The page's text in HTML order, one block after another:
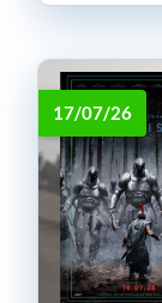
17/07/26